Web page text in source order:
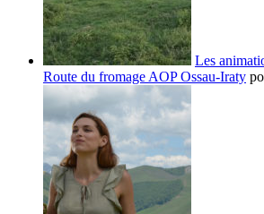
Les
Route du fromage AOP Ossau-Iraty